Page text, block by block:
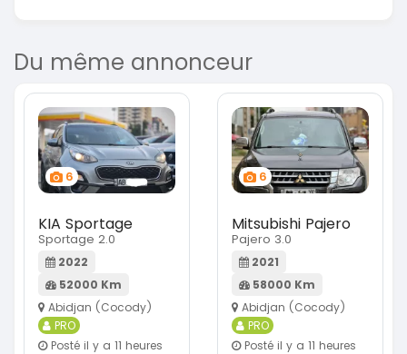
Du même annonceur
6
KIA Sportage
Sportage 2.0
2022
52000 Km
Abidjan (Cocody)
PRO
Posté il y a 11 heures
6
Mitsubishi Pajero
Pajero 3.0
2021
58000 Km
Abidjan (Cocody)
PRO
Posté il y a 11 heures